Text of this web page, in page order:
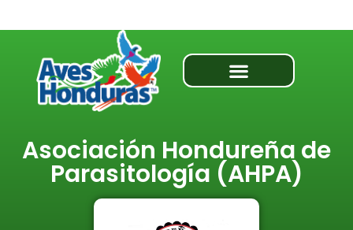
Asociación Hondureña de
Parasitología (AHPA)